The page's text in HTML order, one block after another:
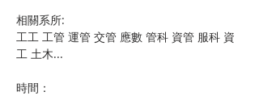
相關系所:
工工 工管 運管 交管 應數 管科 資管 服科 資
工 土木...
時間：